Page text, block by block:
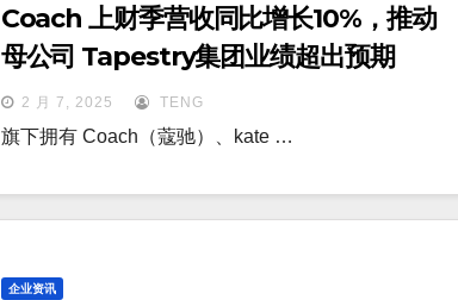
Coach 上财季营收同比增长10%，推动
母公司 Tapestry集团业绩超出预期
2 月 7, 2025 TENG
旗下拥有 Coach（蔻驰）、kate …
企业资讯